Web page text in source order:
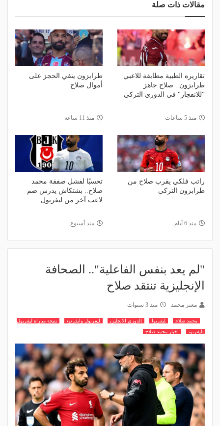
مقالات ذات صلة
تقاريره الطبية مطابقة للاعبي
طرابزون.. صلاح جاهز
"للانفجار" في الدوري التركي
منذ 5 ساعات
طرابزون ينفي الحجز على
أموال صلاح
منذ 11 ساعة
راتب فلكي يقرب صلاح من
طرابزون التركي
منذ 6 أيام
تحسبًا لفشل صفقة محمد
صلاح.. بشتكاش يدرس ضم
لاعب آخر من ليفربول
منذ أسبوع
"لم يعد بنفس الفاعلية".. الصحافة
الإنجليزية تنتقد صلاح
معتز محمد منذ 3 سنوات
محمد صلاح ليفربول الدوري الانجليزي ليفربول وايفرتون
نتيجة مباراة ليفربول
وايفرتون
اخبار محمد صلاح